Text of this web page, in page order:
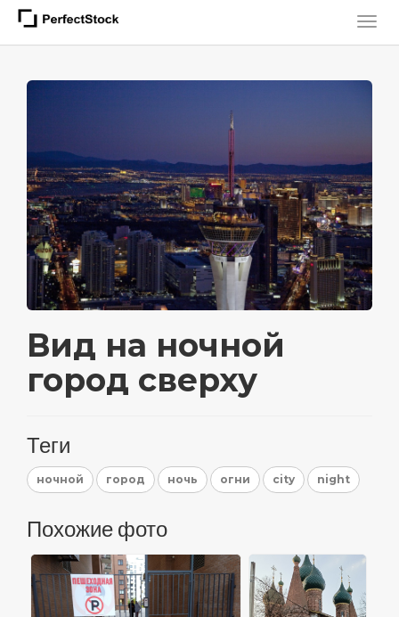
Вид на ночной
город сверху
Теги
ночной город ночь огни city night
Похожие фото